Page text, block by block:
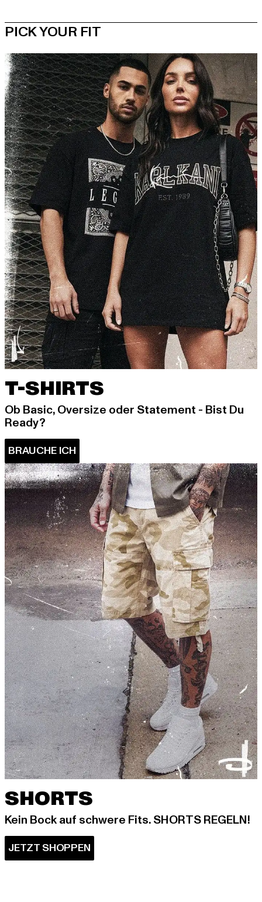
PICK YOUR FIT
T-SHIRTS
Ob Basic, Oversize oder Statement - Bist Du
Ready?
SHORTS
Kein Bock auf schwere Fits. SHORTS REGELN!